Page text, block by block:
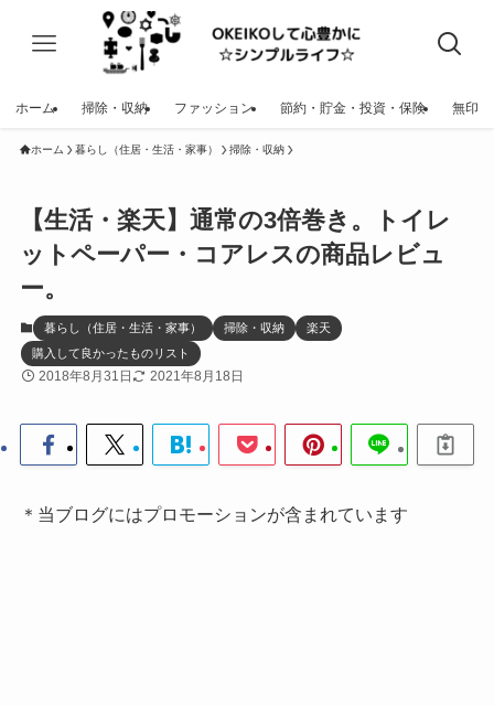
ホーム 掃除・収納 ファッション 節約・貯金・投資・保険 無印
ホーム 暮らし（住居・生活・家事） 掃除・収納
【生活・楽天】通常の3倍巻き。トイレ
ットペーパー・コアレスの商品レビュ
ー。
暮らし（住居・生活・家事） 掃除・収納
楽天
購入して良かったものリスト
2018年8月31日 2021年8月18日
＊当ブログにはプロモーションが含まれています